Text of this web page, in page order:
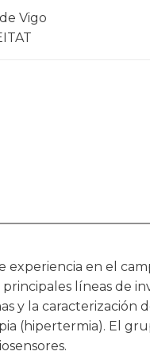
Vigo
experiencia en el
líneas de
y la caracterización
(hipertermia). El